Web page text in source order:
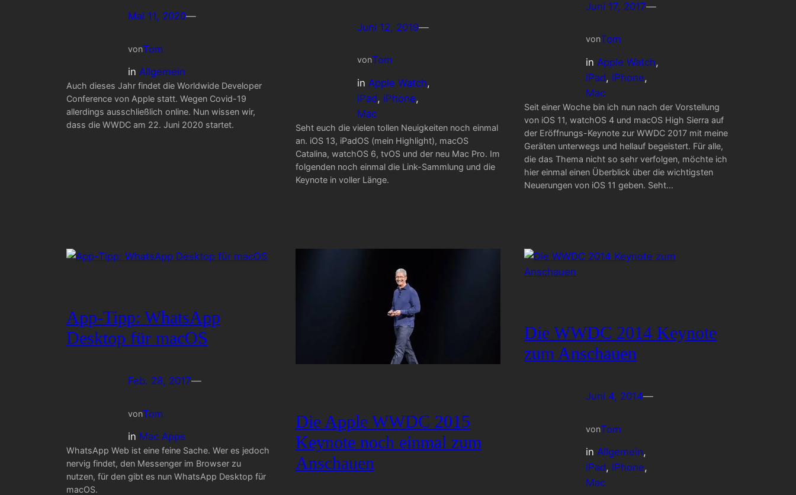
Mai 11, 2020—
vonTom
in Allgemein
Auch dieses Jahr findet die Worldwide Developer
Conference von Apple statt. Wegen Covid-19
allerdings ausschließlich online. Nun wissen wir,
dass die WWDC am 22. Juni 2020 startet.
Juni 12, 2019—
vonTom
in Apple Watch
iPad, iPhone
Mac
Seht euch die vielen tollen Neuigkeiten noch einmal
an. iOS 13, iPadOS (mein Highlight), macOS
Catalina, watchOS 6, tvOS und der neu Mac Pro. Im
folgenden noch einmal die Link-Sammlung und die
Keynote in voller Länge.
Juni 17, 2017—
vonTom
in Apple Watch
iPad, iPhone
Mac
Seit einer Woche bin ich nun nach der Vorstellung
von iOS 11, watchOS 4 und macOS High Sierra auf
der Eröffnungs-Keynote zur WWDC 2017 mit meine
Geräten unterwegs und hellauf begeistert. Für alle,
die das Thema nicht so sehr verfolgen, möchte ich
hier einmal einen Überblick über die wichtigsten
Neuerungen von iOS 11 geben. Seht…
App-Tipp: WhatsApp
Desktop für macOS
Feb. 28, 2017—
vonTom
in Mac Apps
WhatsApp Web ist eine feine Sache. Wer es jedoch
nervig findet, den Messenger im Browser zu
nutzen, für den gibt es nun WhatsApp Desktop für
macOS.
Die Apple WWDC 2015
Keynote noch einmal zum
Anschauen
Die WWDC 2014 Keynote
zum Anschauen
Juni 4, 2014—
vonTom
in Allgemein
iPad, iPhone
Mac